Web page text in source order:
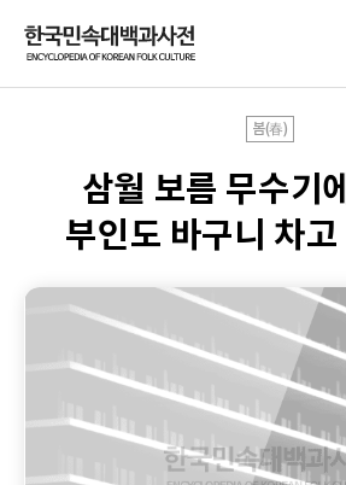
봄(春)
삼월 보름 무수기
부인도 바구니 차